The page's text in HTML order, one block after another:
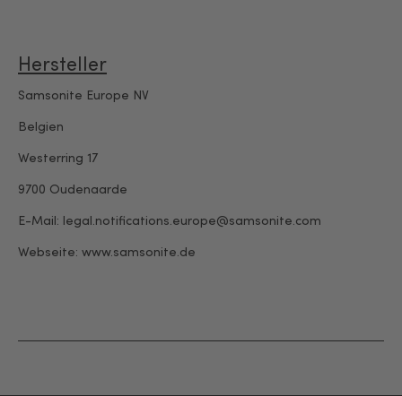
Hersteller
Samsonite Europe NV
Belgien
Westerring 17
9700 Oudenaarde
E-Mail: legal.notifications.europe@samsonite.com
Webseite: www.samsonite.de